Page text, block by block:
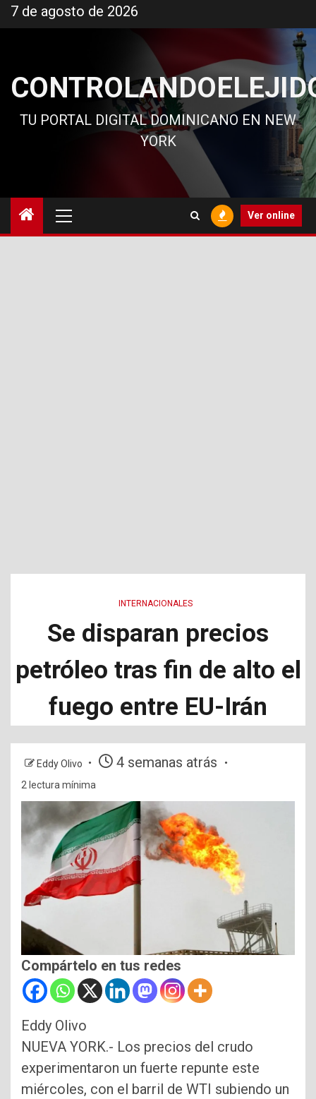
al
7 de agosto de 2026
TU PORTAL DIGITAL DOMINICANO EN NEW
YORK
principal
Ver online
INTERNACIONALES
Se disparan precios
petróleo tras fin de alto el
fuego entre EU-Irán
Eddy Olivo 4 semanas atrás
2 lectura mínima
Compártelo en tus redes
Eddy Olivo
NUEVA YORK.- Los precios del crudo
experimentaron un fuerte repunte este
miércoles, con el barril de WTI subiendo un